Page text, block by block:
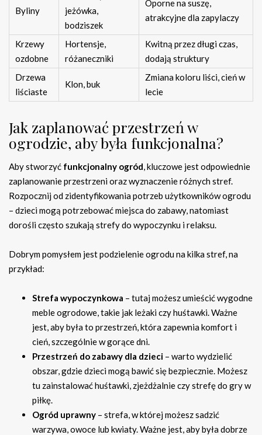
Byliny
jeżówka,
bodziszek
Oporne na suszę,
atrakcyjne dla zapylaczy
Krzewy
ozdobne
Hortensje,
różaneczniki
Kwitną przez długi czas,
dodają struktury
Drzewa
liściaste
Klon, buk
Zmiana koloru liści, cień w
lecie
Jak zaplanować przestrzeń w
ogrodzie, aby była funkcjonalna?
Aby stworzyć funkcjonalny ogród, kluczowe jest odpowiednie
zaplanowanie przestrzeni oraz wyznaczenie różnych stref.
Rozpocznij od zidentyfikowania potrzeb użytkowników ogrodu
– dzieci mogą potrzebować miejsca do zabawy, natomiast
dorośli często szukają strefy do wypoczynku i relaksu.
Dobrym pomysłem jest podzielenie ogrodu na kilka stref, na
przykład:
Strefa wypoczynkowa – tutaj możesz umieścić wygodne
meble ogrodowe, takie jak leżaki czy huśtawki. Ważne
jest, aby była to przestrzeń, która zapewnia komfort i
cień, szczególnie w gorące dni.
Przestrzeń do zabawy dla dzieci – warto wydzielić
obszar, gdzie dzieci mogą bawić się bezpiecznie. Możesz
tu zainstalować huśtawki, zjeżdżalnie czy strefę do gry w
piłkę.
Ogród uprawny – strefa, w której możesz sadzić
warzywa, owoce lub kwiaty. Ważne jest, aby była dobrze